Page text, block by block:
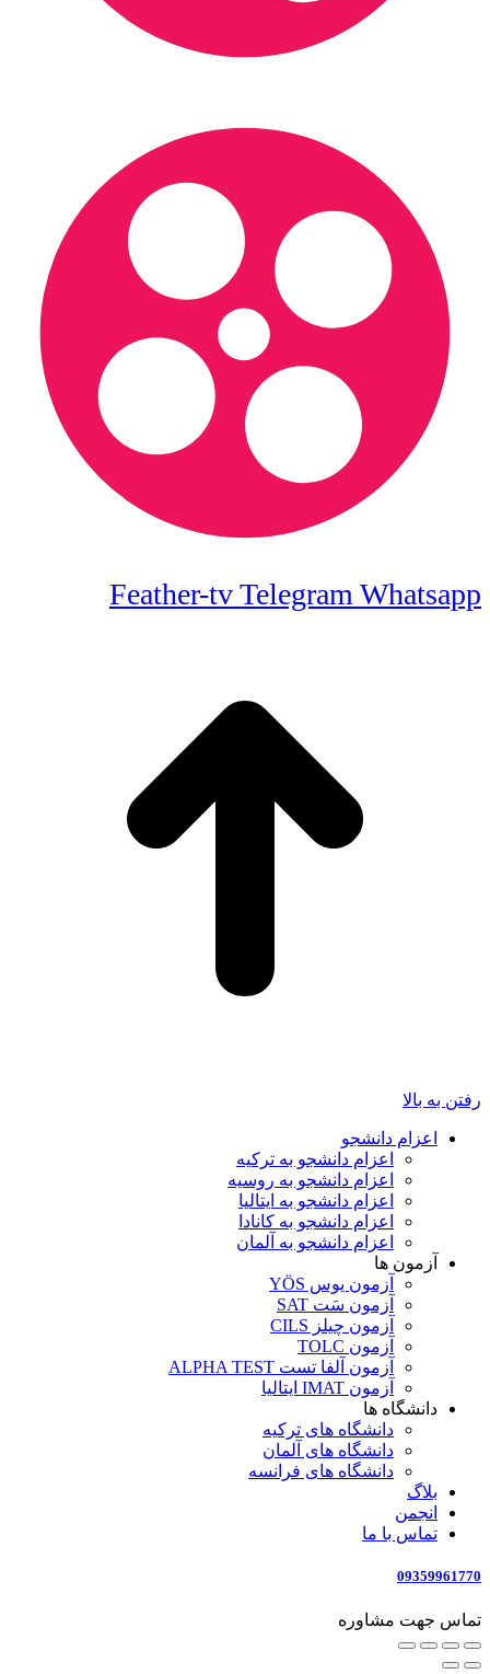
Feather-tvTelegram Whatsapp
رفتن به بالا
اعزام دانشجو
اعزام دانشجو به ترکیه
اعزام دانشجو به روسیه
اعزام دانشجو به ایتالیا
اعزام دانشجو به کانادا
اعزام دانشجو به آلمان
آزمون ها
آزمون یوس YÖS
آزمون سَت SAT
آزمون چیلز CILS‌
آزمون TOLC
آزمون آلفا تست ALPHA TEST
آزمون IMAT ایتالیا
دانشگاه ها
دانشگاه های ترکیه
دانشگاه های آلمان
دانشگاه های فرانسه
بلاگ
انجمن
تماس با ما
09359961770
تماس جهت مشاوره